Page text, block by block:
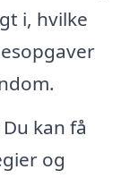
i, hvilke
Du kan få
og